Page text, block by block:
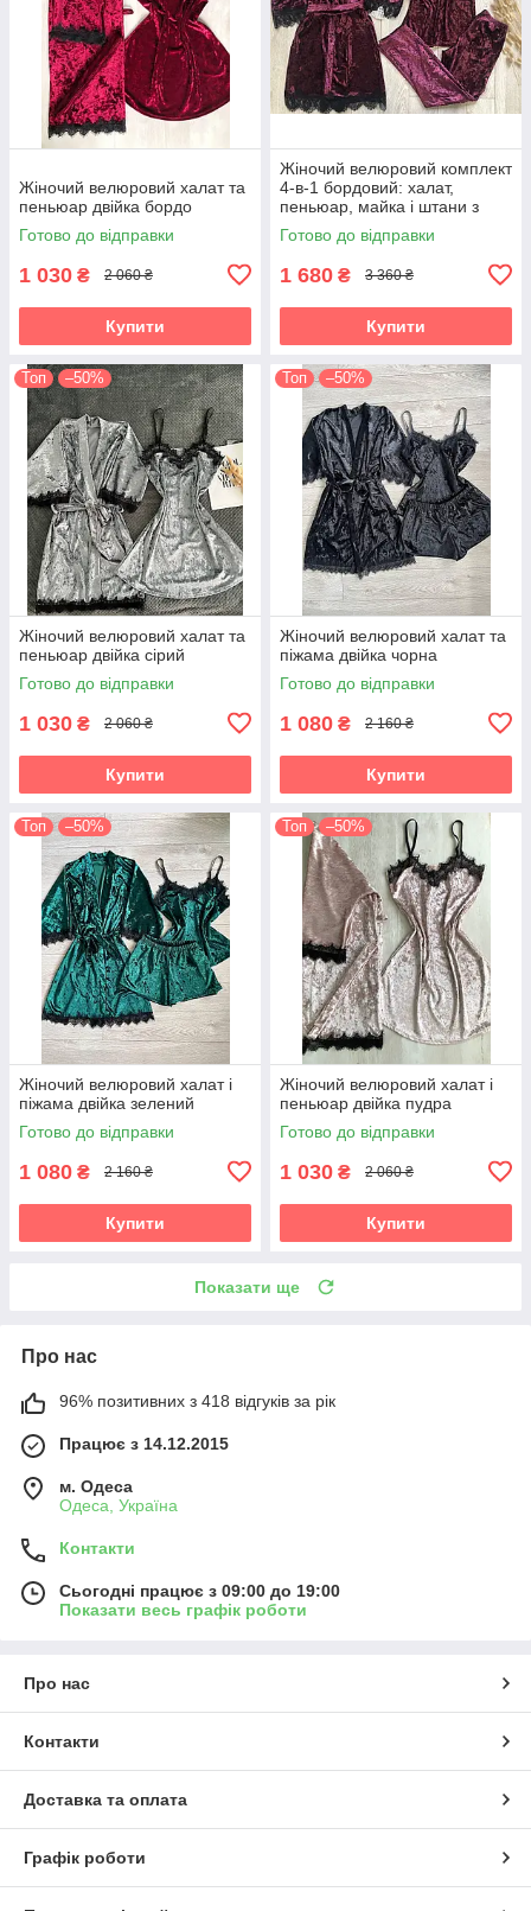
Жіночий велюровий халат та
пеньюар двійка бордо
Готово до відправки
1 030 ₴ 2 060 ₴
Купити
Жіночий велюровий комплект
4‑в‑1 бордовий: халат,
пеньюар, майка і штани з
мереживом
Готово до відправки
1 680 ₴ 3 360 ₴
Купити
Топ –50%
Жіночий велюровий халат та
пеньюар двійка сірий
Готово до відправки
1 030 ₴ 2 060 ₴
Купити
Топ –50%
Жіночий велюровий халат та
піжама двійка чорна
Готово до відправки
1 080 ₴ 2 160 ₴
Купити
Топ –50%
Жіночий велюровий халат і
піжама двійка зелений
Готово до відправки
1 080 ₴ 2 160 ₴
Купити
Топ –50%
Жіночий велюровий халат і
пеньюар двійка пудра
Готово до відправки
1 030 ₴ 2 060 ₴
Купити
Показати ще
Про нас
96% позитивних з 418 відгуків за рік
Працює з 14.12.2015
м. Одеса
Одеса, Україна
Контакти
Сьогодні працює з 09:00 до 19:00
Показати весь графік роботи
Про нас
Контакти
Доставка та оплата
Графік роботи